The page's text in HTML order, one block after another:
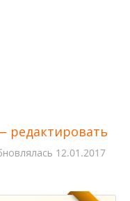
редактировать
12.01.2017